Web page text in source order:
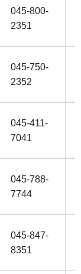
045-800-
2351
045-750-
2352
045-411-
7041
045-788-
7744
045-847-
8351